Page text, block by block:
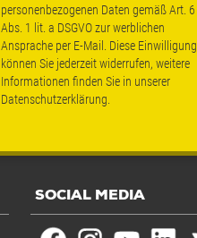
personenbezogenen Daten gemäß Art. 6
Abs. 1 lit. a DSGVO zur werblichen
Ansprache per E-Mail. Diese Einwilligung
können Sie jederzeit widerrufen, weitere
Informationen finden Sie in unserer
Datenschutzerklärung
SOCIAL MEDIA